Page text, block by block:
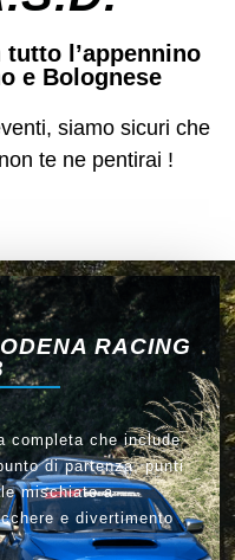
l’appennino
e Bolognese
siamo sicuri che
te ne pentirai !
RACING
completa che include
di partenza, punti
mischiato a
e divertimento